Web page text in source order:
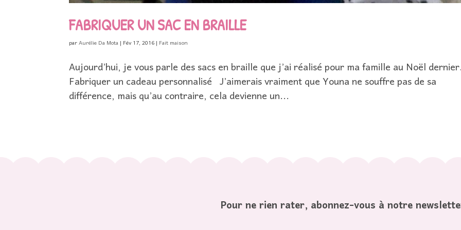
FABRIQUER UN SAC EN BRAILLE
parAurélie Da Mota| Fév 17, 2016| Fait maison
Aujourd’hui, je vous parle des sacs en braille que j’ai réalisé pour ma famille au Noël dernier.
Fabriquer un cadeau personnalisé J’aimerais vraiment que Youna ne souffre pas de sa
différence, mais qu’au contraire, cela devienne un...
Pour ne rien rater, abonnez-vous à notre